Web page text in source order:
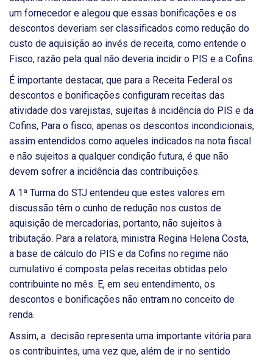
um fornecedor e alegou que essas bonificações e os
descontos deveriam ser classificados como redução do
custo de aquisição ao invés de receita, como entende o
Fisco, razão pela qual não deveria incidir o PIS e a Cofins.
É importante destacar, que para a Receita Federal os
descontos e bonificações configuram receitas das
atividade dos varejistas, sujeitas à incidência do PIS e da
Cofins, Para o fisco, apenas os descontos incondicionais,
assim entendidos como aqueles indicados na nota fiscal
e não sujeitos a qualquer condição futura, é que não
devem sofrer a incidência das contribuições.
A 1ª Turma do STJ entendeu que estes valores em
discussão têm o cunho de redução nos custos de
aquisição de mercadorias, portanto, não sujeitos à
tributação. Para a relatora, ministra Regina Helena Costa,
a base de cálculo do PIS e da Cofins no regime não
cumulativo é composta pelas receitas obtidas pelo
contribuinte no mês. E, em seu entendimento, os
descontos e bonificações não entram no conceito de
renda.
Assim, a decisão representa uma importante vitória para
os contribuintes, uma vez que, além de ir no sentido